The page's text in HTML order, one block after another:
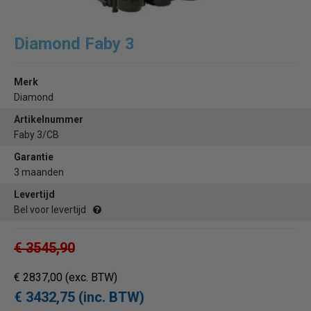
Diamond Faby 3
Merk
Diamond
Artikelnummer
Faby 3/CB
Garantie
3 maanden
Levertijd
Bel voor levertijd
€ 3545,90
€ 2837,00 (exc. BTW)
€ 3432,75 (inc. BTW)